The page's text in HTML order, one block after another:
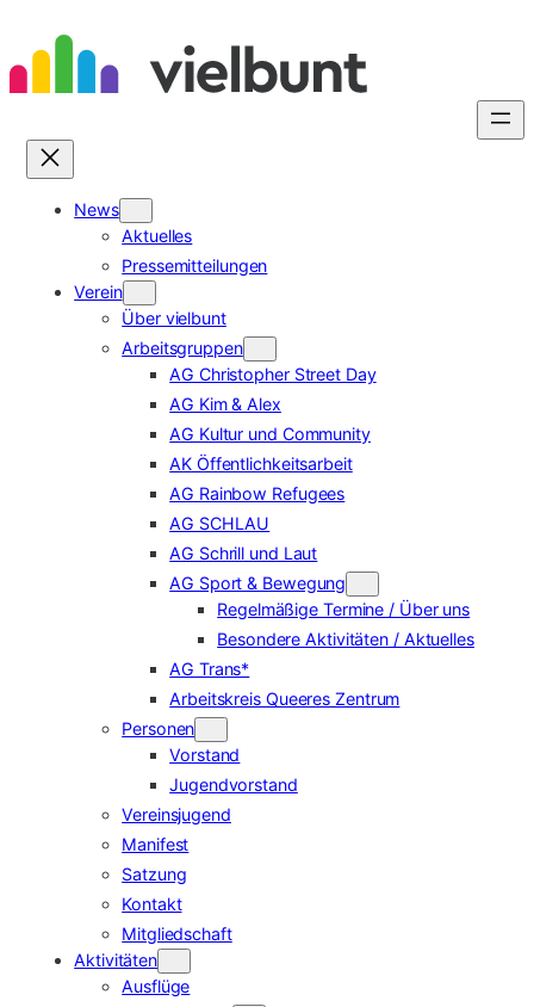
Inhalt
springen
News
Aktuelles
Pressemitteilungen
Verein
Über vielbunt
Arbeitsgruppen
AG Christopher Street Day
AG Kim & Alex
AG Kultur und Community
AK Öffentlichkeitsarbeit
AG Rainbow Refugees
AG SCHLAU
AG Schrill und Laut
AG Sport & Bewegung
Regelmäßige Termine / Über uns
Besondere Aktivitäten / Aktuelles
AG Trans*
Arbeitskreis Queeres Zentrum
Personen
Vorstand
Jugendvorstand
Vereinsjugend
Manifest
Satzung
Kontakt
Mitgliedschaft
Aktivitäten
Ausflüge